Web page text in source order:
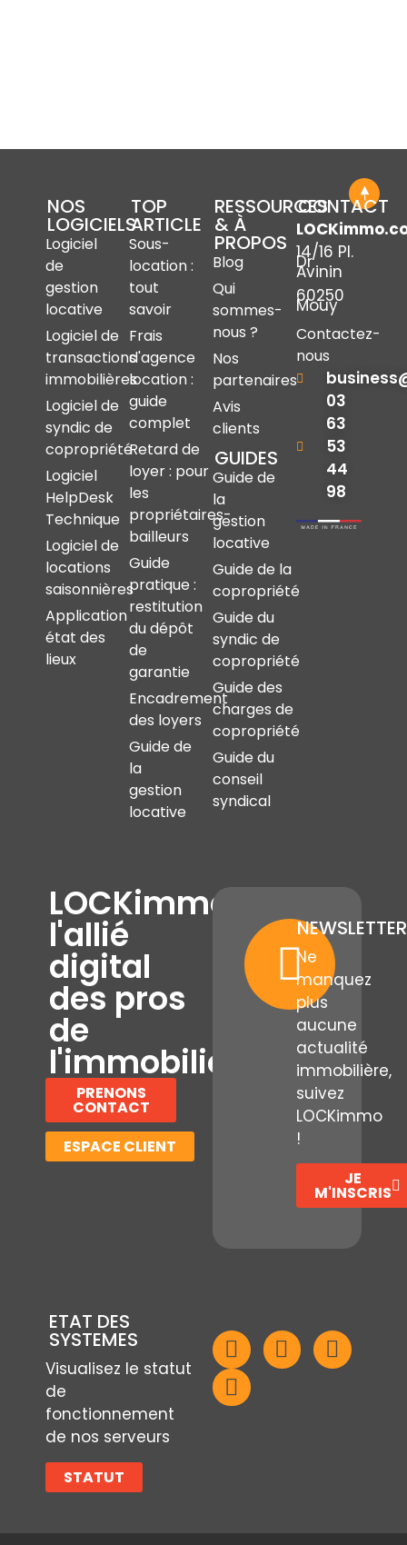
NOS
LOGICIELS
Logiciel
de
gestion
locative
Logiciel de
transactions
immobilières
Logiciel de
syndic de
copropriété
Logiciel
HelpDesk
Technique
Logiciel de
locations
saisonnières
Application
état des
lieux
TOP
ARTICLE
Sous-
location :
tout
savoir
Frais
d'agence
location :
guide
complet
Retard de
loyer : pour
les
propriétaires-
bailleurs
Guide
pratique :
restitution
du dépôt
de
garantie
Encadrement
des loyers
Guide de
la
gestion
locative
RESSOURCES
& À
PROPOS
Blog
Qui
sommes-
nous ?
Nos
partenaires
Avis
clients
GUIDES
Guide de
la
gestion
locative
Guide de la
copropriété
Guide du
syndic de
copropriété
Guide des
charges de
copropriété
Guide du
conseil
syndical
CONTACT
14/16 Pl.
Dr
Avinin
60250
Mouy
Contactez-
nous
03
63
53
44
98
LOCKimmo,
l'allié
digital
des pros
de
l'immobilier
PRENONS
CONTACT
ESPACE CLIENT
NEWSLETTER
Ne
manquez
plus
aucune
actualité
immobilière,
suivez
LOCKimmo
!
JE
M'INSCRIS
ETAT DES
SYSTEMES
Visualisez le statut
de
fonctionnement
de nos serveurs
STATUT